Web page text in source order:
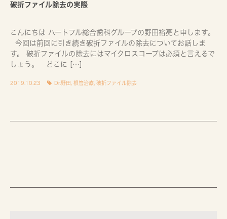
破折ファイル除去の実際
こんにちは ハートフル総合歯科グループの野田裕亮と申します。
今回は前回に引き続き破折ファイルの除去についてお話しま
す。 破折ファイルの除去にはマイクロスコープは必須と言えるで
しょう。 どこに […]
2019.10.23 Dr.野田 根管治療 破折ファイル除去